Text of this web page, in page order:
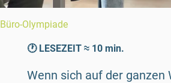
Büro-Olympiade
🕐 LESEZEIT ≈ 10 min.
Wenn sich auf der